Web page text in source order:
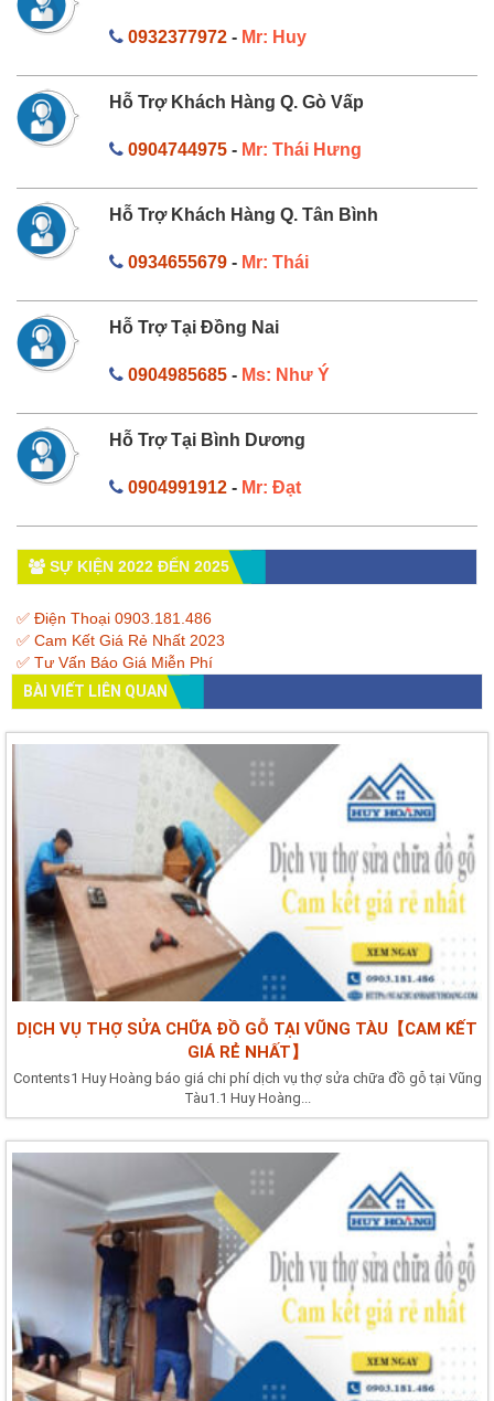
0932377972- Mr: Huy
Hỗ Trợ Khách Hàng Q. Gò Vấp
0904744975- Mr: Thái Hưng
Hỗ Trợ Khách Hàng Q. Tân Bình
0934655679- Mr: Thái
Hỗ Trợ Tại Đồng Nai
0904985685- Ms: Như Ý
Hỗ Trợ Tại Bình Dương
0904991912- Mr: Đạt
SỰ KIỆN 2022 ĐẾN 2025
✅ Điện Thoại 0903.181.486
✅ Cam Kết Giá Rẻ Nhất 2023
✅ Tư Vấn Báo Giá Miễn Phí
BÀI VIẾT LIÊN QUAN
DỊCH VỤ THỢ SỬA CHỮA ĐỒ GỖ TẠI VŨNG TÀU【CAM KẾT
GIÁ RẺ NHẤT】
Contents1 Huy Hoàng báo giá chi phí dịch vụ thợ sửa chữa đồ gỗ tại Vũng
Tàu1.1 Huy Hoàng...